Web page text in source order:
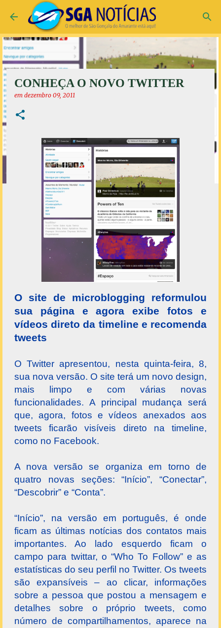
Pular para o conteúdo principal
CONHEÇA O NOVO TWITTER
em dezembro 09, 2011
O site de microblogging reformulou
sua página e agora exibe fotos e
vídeos direto da timeline e recomenda
tweets
O Twitter apresentou, nesta quinta-feira, 8,
sua nova versão. O site terá um novo design,
mais limpo e com várias novas
funcionalidades. A principal mudança será
que, agora, fotos e vídeos anexados aos
tweets ficarão visíveis direto na timeline,
como no Facebook.
A nova versão se organiza em torno de
quatro novas seções: “Início”, “Conectar”,
“Descobrir” e “Conta”.
“Início”, na versão em português, é onde
ficam as últimas notícias dos contatos mais
importantes. Ao lado esquerdo ficam o
campo para twittar, o “Who To Follow” e as
estatísticas do seu perfil no Twitter. Os tweets
são expansíveis – ao clicar, informações
sobre a pessoa que postou a mensagem e
detalhes sobre o próprio tweets, como
número de compartilhamentos, aparece na